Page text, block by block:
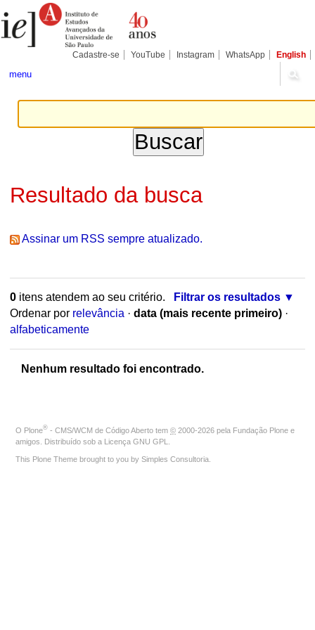
para
conteúdo.
Pessoais
Cadastre-se YouTube Instagram WhatsApp English
menu
Resultado da busca
Assinar um RSS sempre atualizado.
0itens atendem ao seu critério.
Filtrar os resultados
Ordenar por relevância · data (mais recente primeiro) ·
alfabeticamente
Nenhum resultado foi encontrado.
O Plone® - CMS/WCM de Código Aberto tem © 2000-2026 pela Fundação Plone e
amigos. Distribuído sob a Licença GNU GPL
This Plone Theme brought to you by Simples Consultoria